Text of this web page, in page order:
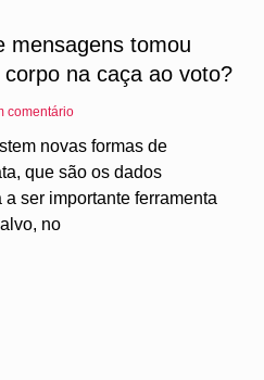
mensagens tomou
corpo na caça ao voto?
comentário
novas formas de
que são os dados
ser importante ferramenta
no